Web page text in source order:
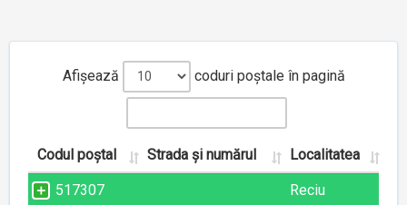
Afișează coduri poștale în pagină
Codul poștal Strada și numărul Localitatea
517307 Reciu